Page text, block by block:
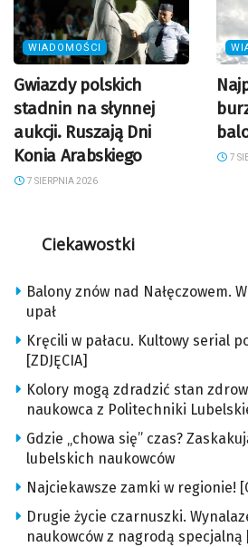
WIADOMOŚCI
Gwiazdy polskich
stadnin na słynnej
aukcji. Ruszają Dni
Konia Arabskiego
7 SIERPNIA 2026
7
Ciekawostki
Balony znów nad Nałęczowem.
upał
Kręcili w pałacu. Kultowy serial
[ZDJĘCIA]
Kolory mogą zdradzić stan
naukowca z Politechniki
Gdzie „chowa się” czas?
lubelskich naukowców
Najciekawsze zamki w regionie!
Drugie życie czarnuszki.
naukowców z nagrodą specjalną